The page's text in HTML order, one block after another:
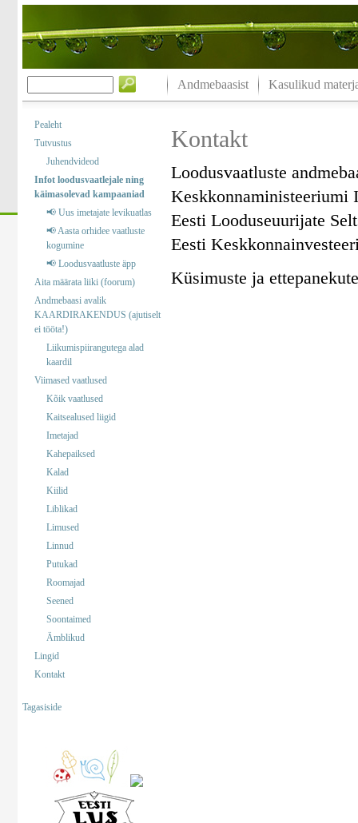
Andmebaasist Kasulikud
Pealeht
Tutvustus
Juhendvideod
Infot loodusvaatlejale ning
käimasolevad kampaaniad
📢 Uus imetajate levikuatlas
📢 Aasta orhidee vaatluste
kogumine
📢 Loodusvaatluste äpp
Aita määrata liiki (foorum)
Andmebaasi avalik
KAARDIRAKENDUS (ajutiselt
ei tööta!)
Liikumispiirangutega alad
kaardil
Viimased vaatlused
Kõik vaatlused
Kaitsealused liigid
Imetajad
Kahepaiksed
Kalad
Kiilid
Liblikad
Limused
Linnud
Putukad
Roomajad
Seened
Soontaimed
Ämblikud
Lingid
Kontakt
Tagasiside
Kontakt
Loodusvaatluste
Keskkonnaministeeriumi
Eesti Looduseuurijate
Eesti
Küsimuste ja